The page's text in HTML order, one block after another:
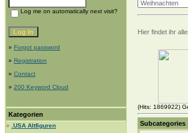
Log me on automatically next visit?
» Forgot password
» Registration
» Contact
» 200 Keyword Cloud
Kategorien
»
.USA Altfiguren
Hier findet ihr
(Hits: 1869922)
Subcategories